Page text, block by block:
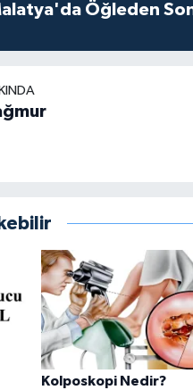
Öğleden
Kolposkopi Nedir?